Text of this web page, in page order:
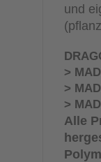
und
>
>
>
Alle